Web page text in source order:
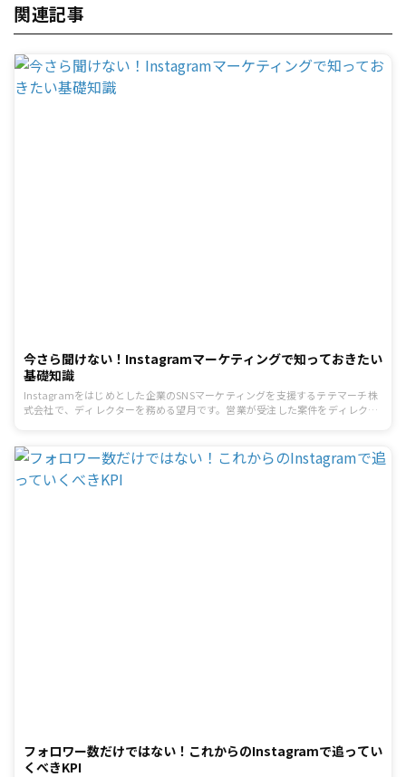
関連記事
今さら聞けない！Instagramマーケティングで知っておきたい
基礎知識
Instagramをはじめとした企業のSNSマーケティングを支援するテテマーチ株
式会社で、ディレクターを務める望月です。営業が受注した案件をディレクシ
礎知識」についてお話させていただきます。
フォロワー数だけではない！これからのInstagramで追ってい
くべきKPI